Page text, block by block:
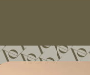
SERVICES
SPA